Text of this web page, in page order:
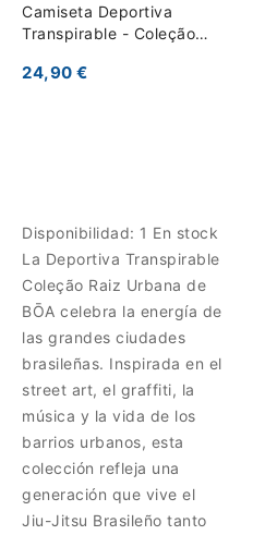
Camiseta Deportiva
Transpirable - Coleção
24,90 €
Disponibilidad: 1 En stock
La Deportiva Transpirable
Coleção Raiz Urbana de
BŌA celebra la energía de
las grandes ciudades
brasileñas. Inspirada en el
street art, el graffiti, la
música y la vida de los
barrios urbanos, esta
colección refleja una
generación que vive el
Jiu-Jitsu Brasileño tanto